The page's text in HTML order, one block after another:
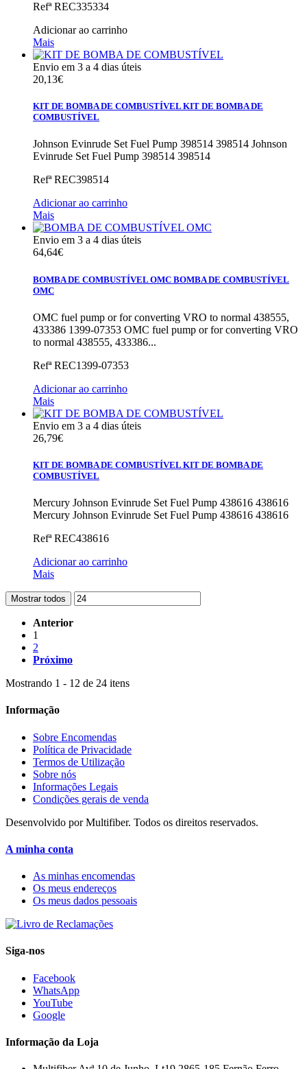
RefªREC335334
Adicionar ao carrinho
Mais
Envio em 3 a 4 dias úteis
20,13€
KIT DE BOMBA DE COMBUSTÍVEL KIT DE BOMBA DE
COMBUSTÍVEL
Johnson Evinrude Set Fuel Pump 398514 398514 Johnson
Evinrude Set Fuel Pump 398514 398514
RefªREC398514
Adicionar ao carrinho
Mais
Envio em 3 a 4 dias úteis
64,64€
BOMBA DE COMBUSTÍVEL OMC BOMBA DE COMBUSTÍVEL
OMC
OMC fuel pump or for converting VRO to normal 438555,
433386 1399-07353 OMC fuel pump or for converting VRO
to normal 438555, 433386...
RefªREC1399-07353
Adicionar ao carrinho
Mais
Envio em 3 a 4 dias úteis
26,79€
KIT DE BOMBA DE COMBUSTÍVEL KIT DE BOMBA DE
COMBUSTÍVEL
Mercury Johnson Evinrude Set Fuel Pump 438616 438616
Mercury Johnson Evinrude Set Fuel Pump 438616 438616
RefªREC438616
Adicionar ao carrinho
Mais
Mostrar todos
Anterior
1
2
Próximo
Mostrando 1 - 12 de 24 itens
Informação
Sobre Encomendas
Política de Privacidade
Termos de Utilização
Sobre nós
Informações Legais
Condições gerais de venda
Desenvolvido por Multifiber. Todos os direitos reservados.
A minha conta
As minhas encomendas
Os meus endereços
Os meus dados pessoais
Siga-nos
Facebook
WhatsApp
YouTube
Google
Informação da Loja